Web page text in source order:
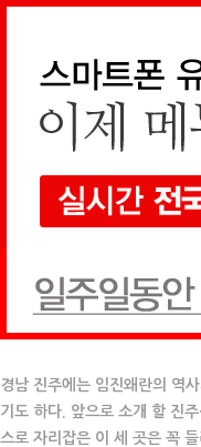
경남 진주에는 임진왜란의 역
기도 하다. 앞으로 소개 할 진
스로 자리잡은 이 세 곳은 꼭 들